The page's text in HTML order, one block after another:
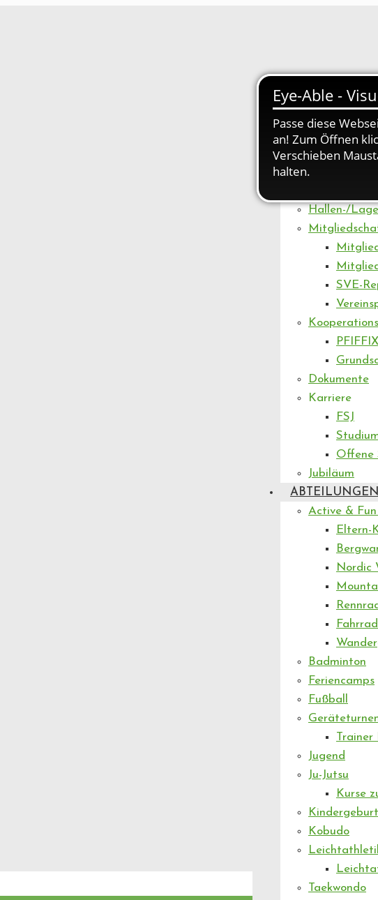
UNSER
Artikel
Vorstand
Hallen-/
SVE-
Dokumente
Karriere
FSJ
Offene
Jubiläum
ABTEILUNGEN
Active &
Eltern-
Nordic
Badminton
Feriencamps
Fußball
Trainer
Jugend
Ju-Jutsu
Kurse
Kobudo
Taekwondo